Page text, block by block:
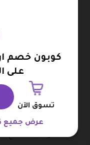
تحقق من خصم
اضغط على متابعة
أدخل عنوان الشحن
اختر طريقة الشحن
حدد وسيلة الدفع
على
تسوق الآن
عرض جميع